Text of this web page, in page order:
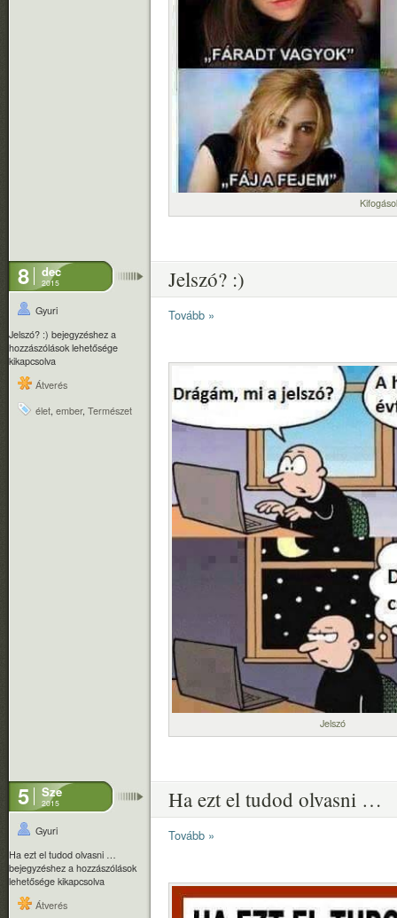
8 dec
2015
Gyuri
Jelszó? :) bejegyzéshez a
hozzászólások lehetősége
kikapcsolva
Átverés
élet ember, Természet
Jelszó? :)
Tovább »
Jelszó
5 Sze
2015
Gyuri
Ha ezt el tudod olvasni …
bejegyzéshez a hozzászólások
lehetősége kikapcsolva
Átverés
Ha ezt el tudod olvasni …
Tovább »